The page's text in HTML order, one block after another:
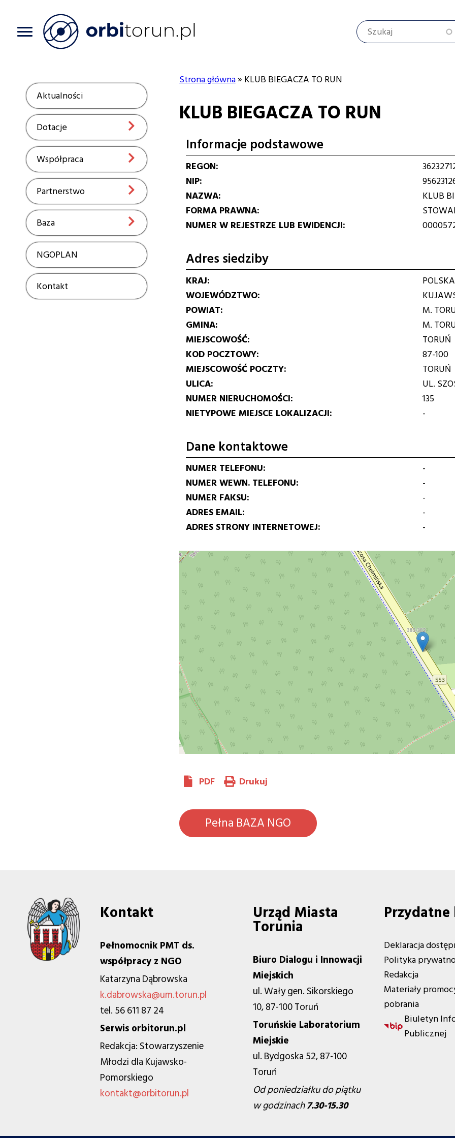
Szukaj
Aktualności Show
Dotacje Show
Współpraca Show
Partnerstwo Show
Baza Show
NGOPLAN Show
Kontakt Show
nawigacyjna
Strona główna KLUB BIEGACZA TO RUN
KLUB BIEGACZA TO RUN
Informacje podstawowe
REGON
NIP
NAZWA
KLUB
FORMA PRAWNA
NUMER W REJESTRZE LUB EWIDENCJI
Adres siedziby
KRAJ
POLSKA
WOJEWÓDZTWO
POWIAT
M.
GMINA
M.
MIEJSCOWOŚĆ
TORUŃ
KOD POCZTOWY
87-100
MIEJSCOWOŚĆ POCZTY
TORUŃ
ULICA
UL.
NUMER NIERUCHOMOŚCI
135
NIETYPOWE MIEJSCE LOKALIZACJI
-
Dane kontaktowe
NUMER TELEFONU
-
NUMER WEWN. TELEFONU
-
NUMER FAKSU
-
ADRES EMAIL
-
ADRES STRONY INTERNETOWEJ
-
PDF Drukuj
Pełna BAZA NGO
Kontakt
Pełnomocnik PMT ds.
współpracy z NGO
Katarzyna Dąbrowska
k.dabrowska@um.torun.pl
tel. 56 611 87 24
Serwis orbitorun.pl
Redakcja: Stowarzyszenie
Młodzi dla Kujawsko-
Pomorskiego
kontakt@orbitorun.pl
Urząd Miasta
Torunia
Biuro Dialogu i Innowacji
Miejskich
ul. Wały gen. Sikorskiego
10, 87-100 Toruń
Toruńskie Laboratorium
Miejskie
ul. Bydgoska 52, 87-100
Toruń
Od poniedziałku do piątku
w godzinach7.30-15.30
Deklaracja
Polityka
Redakcja
Materiały
pobrania
Biuletyn
Publicznej